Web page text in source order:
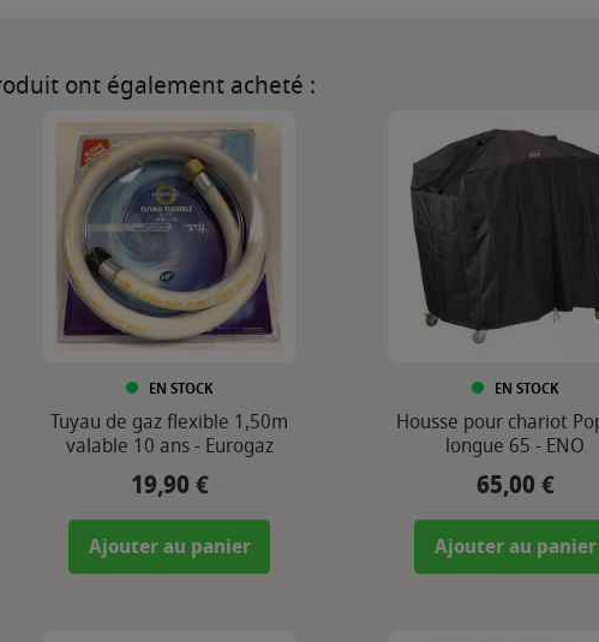
ont également acheté :
EN STOCK
Tuyau de gaz flexible 1,50m
valable 10 ans - Eurogaz
Prix
19,90 €
Ajouter au panier
EN STOCK
Housse pour chariot
longue 65 - ENO
Prix
65,00 €
Ajouter au panier